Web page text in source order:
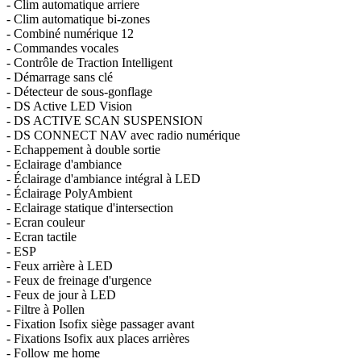
- Clim automatique arriere
- Clim automatique bi-zones
- Combiné numérique 12
- Commandes vocales
- Contrôle de Traction Intelligent
- Démarrage sans clé
- Détecteur de sous-gonflage
- DS Active LED Vision
- DS ACTIVE SCAN SUSPENSION
- DS CONNECT NAV avec radio numérique
- Echappement à double sortie
- Eclairage d'ambiance
- Éclairage d'ambiance intégral à LED
- Éclairage PolyAmbient
- Eclairage statique d'intersection
- Ecran couleur
- Ecran tactile
- ESP
- Feux arrière à LED
- Feux de freinage d'urgence
- Feux de jour à LED
- Filtre à Pollen
- Fixation Isofix siège passager avant
- Fixations Isofix aux places arrières
- Follow me home